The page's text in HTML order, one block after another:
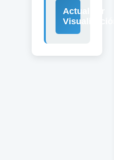
Actualizar
Visualización